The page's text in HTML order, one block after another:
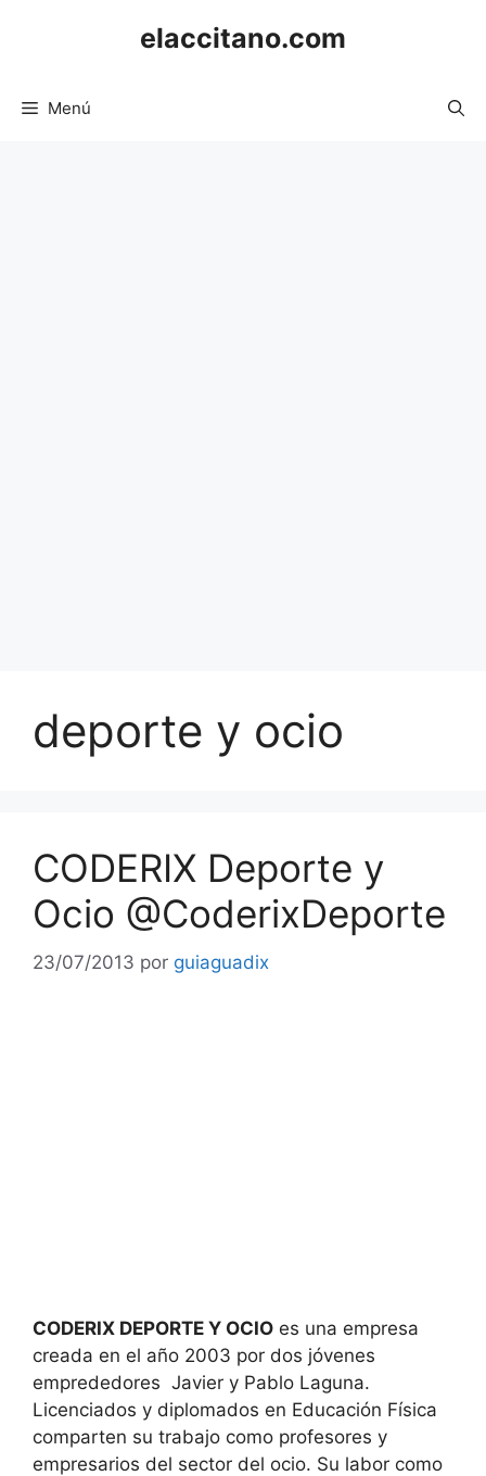
elaccitano.com
Menú
deporte y ocio
CODERIX Deporte y
Ocio @CoderixDeporte
23/07/2013 por guiaguadix
CODERIX DEPORTE Y OCIO es una empresa
creada en el año 2003 por dos jóvenes
emprededores Javier y Pablo Laguna.
Licenciados y diplomados en Educación Física
comparten su trabajo como profesores y
empresarios del sector del ocio. Su labor como